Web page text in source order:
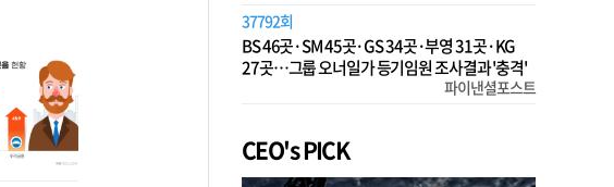
37792회
BS 46곳·SM 45곳·GS 34곳·부영 31곳·KG
27곳…그룹 오너일가 등기임원 조사결과 '충격'
파이낸셜포스트
CEO's PICK